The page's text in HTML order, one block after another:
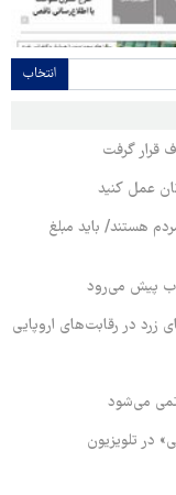
انتخاب
قرار گرفت
عمل کنید
هستند/ باید مبلغ
پیش می‌رود
زرد در رقابت‌های اروپایی
می‌شود
در تلویزیون